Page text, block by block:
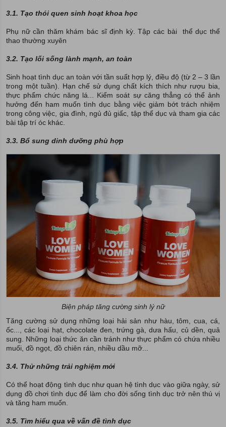
3.1. Tạo thói quen sinh hoạt khoa học
Phụ nữ cần thăm khám bác sĩ định kỳ. Tập các bài thể dục thể
thao thường xuyên
3.2. Tạo lối sống lành mạnh, an toàn
Sinh hoạt tình dục an toàn với tần suất hợp lý, điều độ (từ 2 – 3 lần
trong một tuần). Hạn chế sử dụng chất kích thích như rượu bia,
thực phẩm chức năng lá... Kiểm soát sự căng thẳng có thể ảnh
hưởng đến ham muốn tình dục bằng việc giảm bớt trách nhiệm
trong công việc, gia đình, ngủ đủ giấc, tập thể dục và tham gia các
bài tập trí óc khác.
3.3. Bổ sung dinh dưỡng phù hợp
Biện pháp tăng cường sinh lý nữ
Tăng cường sử dụng những loại hải sản như hàu, tôm, cua, cá,
ốc..., các loại hạt, chocolate đen, trứng gà, dưa hấu, củ dền, quả
sung. Những loại thức ăn cần tránh như thực phẩm có chứa nhiều
muối, đồ ngọt, đồ chiên rán, nhiều dầu mỡ...
3.4. Thử những trải nghiệm mới
Có thể hoạt động tình dục như quan hệ tình dục vào giữa ngày, sử
dụng đồ chơi tình dục để làm cho đời sống tình dục trở nên thú vị
và tăng ham muốn.
3.5. Tìm hiểu qua về vấn đề tình dục